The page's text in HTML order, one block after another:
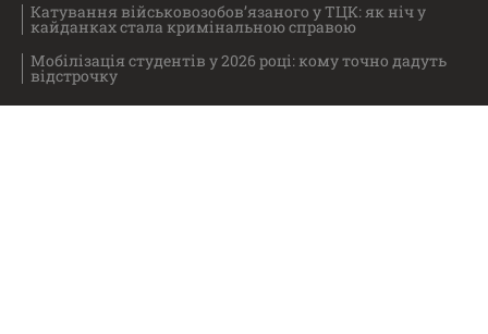
Катування військовозобов’язаного у ТЦК: як ніч у
кайданках стала кримінальною справою
Мобілізація студентів у 2026 році: кому точно дадуть
відстрочку